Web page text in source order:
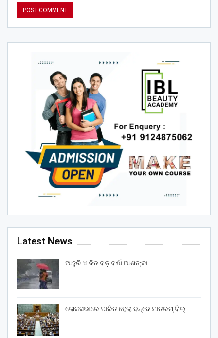
Latest News
ଆହୁରି ୪ ଦିନ ବଡ଼ ବର୍ଷା ଆଶଙ୍କା
ଲୋକସଭାରେ ପାରିତ ହେଲା ବନ୍ଦେ ମାତରମ୍‌ ବିଲ୍‌